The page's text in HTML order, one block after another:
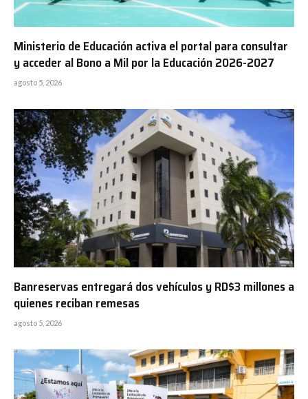
Ministerio de Educación activa el portal para consultar
y acceder al Bono a Mil por la Educación 2026-2027
agosto 5, 2026
Banreservas entregará dos vehículos y RD$3 millones a
quienes reciban remesas
agosto 5, 2026